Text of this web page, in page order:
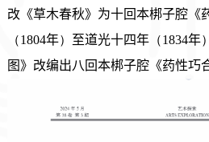
改《草木春秋》为十回本梆子腔《
（1804年） 至道光十四年（1834年）
图》改编出八回本梆子腔《药性巧